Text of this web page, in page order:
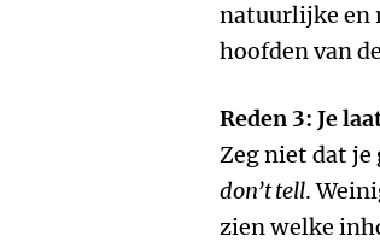
natuurlijke en
hoofden van
Reden 3: Je
Zeg niet dat je
don’t tell.
zien welke